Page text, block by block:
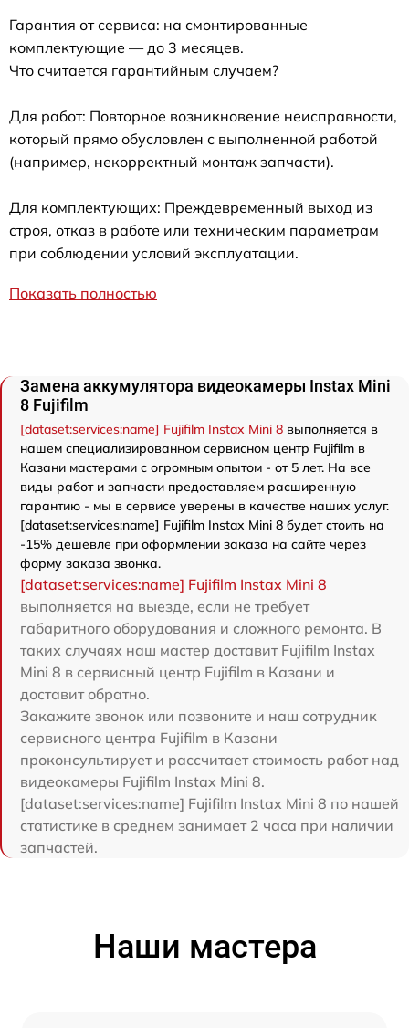
Гарантия от сервиса: на смонтированные
комплектующие — до 3 месяцев.
Что считается гарантийным случаем?
Для работ: Повторное возникновение неисправности,
который прямо обусловлен с выполненной работой
(например, некорректный монтаж запчасти).
Для комплектующих: Преждевременный выход из
строя, отказ в работе или техническим параметрам
при соблюдении условий эксплуатации.
Показать полностью
Замена аккумулятора видеокамеры Instax Mini
8 Fujifilm
[dataset:services:name] Fujifilm Instax Mini 8 выполняется в
нашем специализированном сервисном центр Fujifilm в
Казани мастерами с огромным опытом - от 5 лет. На все
виды работ и запчасти предоставляем расширенную
гарантию - мы в сервисе уверены в качестве наших услуг.
[dataset:services:name] Fujifilm Instax Mini 8 будет стоить на
-15% дешевле при оформлении заказа на сайте через
форму заказа звонка.
[dataset:services:name] Fujifilm Instax Mini 8
выполняется на выезде, если не требует
габаритного оборудования и сложного ремонта. В
таких случаях наш мастер доставит Fujifilm Instax
Mini 8 в сервисный центр Fujifilm в Казани и
доставит обратно.
Закажите звонок или позвоните и наш сотрудник
сервисного центра Fujifilm в Казани
проконсультирует и рассчитает стоимость работ над
видеокамеры Fujifilm Instax Mini 8.
[dataset:services:name] Fujifilm Instax Mini 8 по нашей
статистике в среднем занимает 2 часа при наличии
запчастей.
Наши мастера